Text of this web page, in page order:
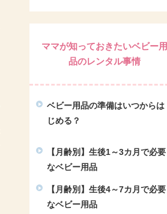
ママが知っておきたいベビー用
品のレンタル事情
ベビー用品の準備はいつからは
じめる？
【月齢別】生後1～3カ月で必要
なベビー用品
【月齢別】生後4～7カ月で必要
なベビー用品